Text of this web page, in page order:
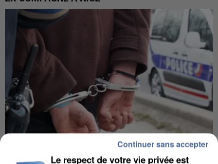
Le respect de votre vie privée est
Continuer sans accepter